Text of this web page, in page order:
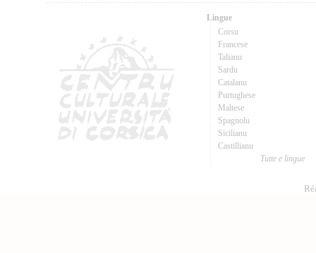
Lingue
Corsu
Francese
Talianu
Sardu
Catalanu
Purtughese
Maltese
Spagnolu
Sicilianu
Castillianu
Tutte e lingue